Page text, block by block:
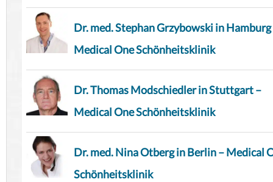
Dr. med. Stephan Grzybowski in Hamburg
Medical One Schönheitsklinik
Dr. Thomas Modschiedler in Stuttgart –
Medical One Schönheitsklinik
Dr. med. Nina Otberg in Berlin – Medical
Schönheitsklinik